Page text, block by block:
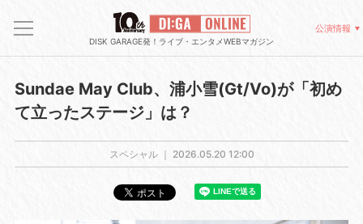
DISK GARAGE発！ライブ・エンタメWEBマガジン
公演情報
Sundae May Club、浦小雪(Gt/Vo)が「初め
て立ったステージ」は？
スペシャル ｜ 2026.05.20 12:00